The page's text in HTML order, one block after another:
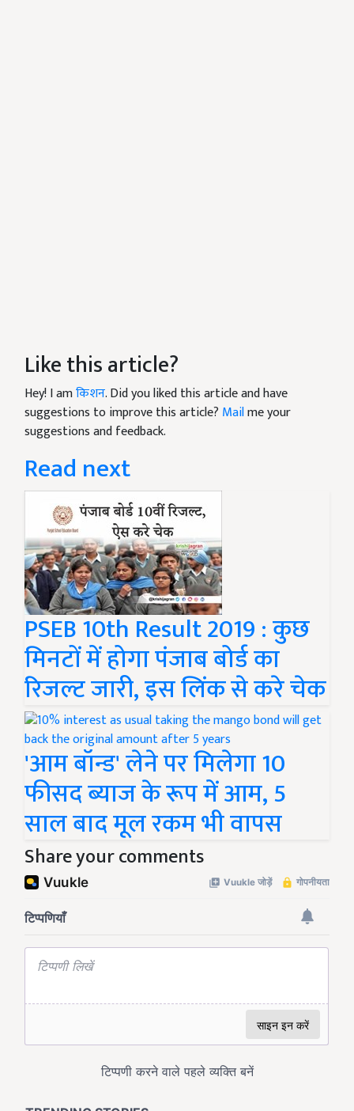
Like this article?
Hey! I amकिशन. Did you liked this article and have
suggestions to improve this article? Mailme your
suggestions and feedback.
Read next
PSEB 10th Result 2019 : कुछ
मिनटों में होगा पंजाब बोर्ड का
रिजल्ट जारी, इस लिंक से करे चेक
'आम बॉन्ड' लेने पर मिलेगा 10
फीसद ब्याज के रूप में आम, 5
साल बाद मूल रकम भी वापस
Share your comments